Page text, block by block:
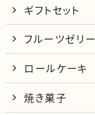
ギフトセット
フルーツゼリー
ロールケーキ
焼き菓子